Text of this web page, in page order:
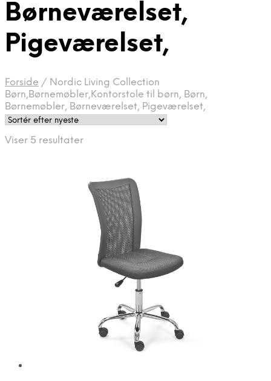
Børneværelset,
Pigeværelset,
Forside / Nordic Living Collection
Børn,Børnemøbler,Kontorstole til børn, Børn,
Børnemøbler, Børneværelset, Pigeværelset,
Viser 5 resultaterSorteret